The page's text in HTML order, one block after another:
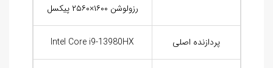
رزولوشن ۱۶۰۰×۲۵۶۰ پیکسل
پردازنده اصلی Intel Core i9-13980HX